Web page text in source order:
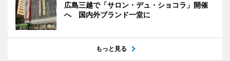
広島三越で「サロン・デュ・ショコラ」開催
へ 国内外ブランド一堂に
もっと見る